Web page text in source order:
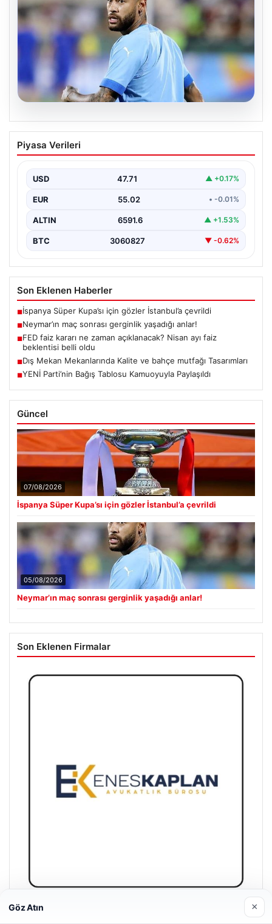
Neymar’ın maç sonrası gerginlik
yaşadığı anlar!
Piyasa Verileri
USD 47.71 ▲ +0.17%
EUR 55.02 • -0.01%
ALTIN 6591.6 ▲ +1.53%
BTC 3060827 ▼ -0.62%
Son Eklenen Haberler
■İspanya Süper Kupa’sı için gözler İstanbul’a çevrildi
■Neymar’ın maç sonrası gerginlik yaşadığı anlar!
■FED faiz kararı ne zaman açıklanacak? Nisan ayı faiz
beklentisi belli oldu
■Dış Mekan Mekanlarında Kalite ve bahçe mutfağı Tasarımları
■YENİ Parti’nin Bağış Tablosu Kamuoyuyla Paylaşıldı
Güncel
07/08/2026
İspanya Süper Kupa’sı için gözler İstanbul’a çevrildi
05/08/2026
Neymar’ın maç sonrası gerginlik yaşadığı anlar!
Son Eklenen Firmalar
Enes Kaplan Avukatlık Bürosu
Göz Atın ×